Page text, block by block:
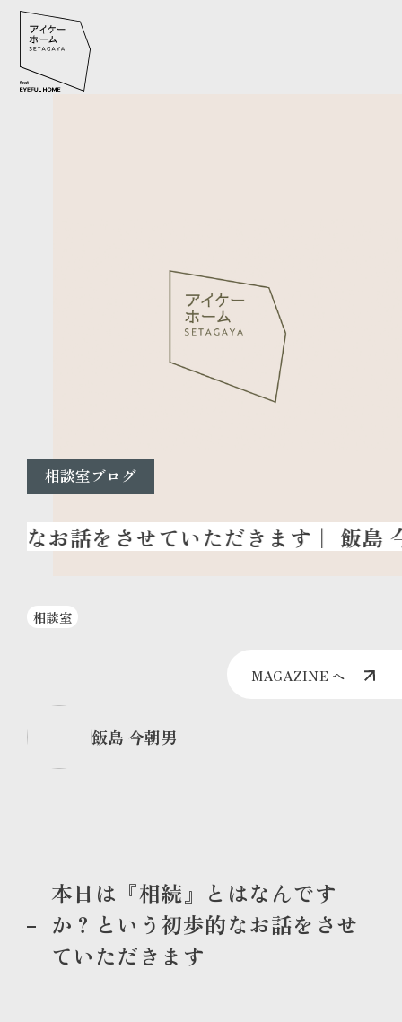
相談室ブログ
相談室
MAGAZINE へ
飯島 今朝男
本日は『相続』とはなんです
か？という初歩的なお話をさせ
ていただきます